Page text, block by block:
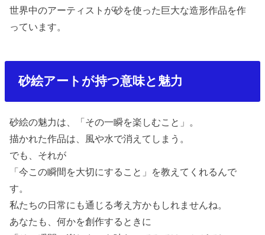
世界中のアーティストが砂を使った巨大な造形作品を作
っています。
砂絵アートが持つ意味と魅力
砂絵の魅力は、「その一瞬を楽しむこと」。
描かれた作品は、風や水で消えてしまう。
でも、それが
「今この瞬間を大切にすること」を教えてくれるんで
す。
私たちの日常にも通じる考え方かもしれませんね。
あなたも、何かを創作するときに